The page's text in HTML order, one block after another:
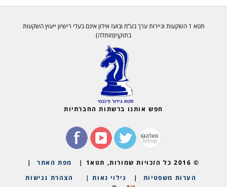
תטא 1 השקעות וניירות ערך בע”מ ובועז אילון אינם בעלי רישיון ייעוץ השקעות
בתוקף(מותלה)
חפש אותנו ברשתות החברתיות
© 2016 כל הזכויות שמורות, תטא1 | מפת האתר
|
הערות משפטיות
| גילוי נאות | הצהרת נגישות